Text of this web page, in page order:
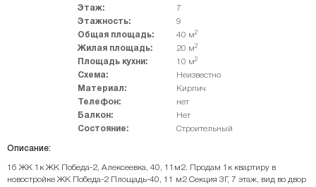
Этаж:
7
Этажность:
9
Общая площадь:
40 м2
Жилая площадь: 20 м2
Площадь кухни: 10 м2
Схема:
Неизвестно
Материал:
Кирпич
Телефон:
нет
Балкон:
Нет
Состояние:
Строительный
Описание:
16 ЖК 1к ЖК Победа-2, Алексеевка, 40, 11м2. Продам 1к квартиру в
новостройке ЖК Победа-2 Площадь-40, 11 м2 Секция 3Г, 7 этаж, вид во двор